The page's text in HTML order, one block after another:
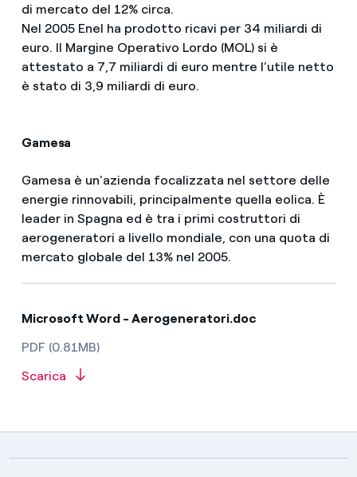
di mercato del 12% circa.
Nel 2005 Enel ha prodotto ricavi per 34 miliardi di
euro. Il Margine Operativo Lordo (MOL) si è
attestato a 7,7 miliardi di euro mentre l’utile netto
è stato di 3,9 miliardi di euro.
Gamesa
Gamesa è un'azienda focalizzata nel settore delle
energie rinnovabili, principalmente quella eolica. È
leader in Spagna ed è tra i primi costruttori di
aerogeneratori a livello mondiale, con una quota di
mercato globale del 13% nel 2005.
Microsoft Word - Aerogeneratori.doc
PDF (0.81MB)
Scarica